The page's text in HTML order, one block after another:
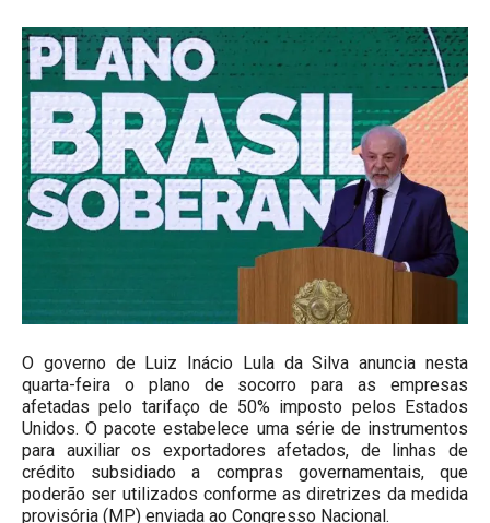
O governo de Luiz Inácio Lula da Silva anuncia nesta
quarta-feira o plano de socorro para as empresas
afetadas pelo tarifaço de 50% imposto pelos Estados
Unidos. O pacote estabelece uma série de instrumentos
para auxiliar os exportadores afetados, de linhas de
crédito subsidiado a compras governamentais, que
poderão ser utilizados conforme as diretrizes da medida
provisória (MP) enviada ao Congresso Nacional.